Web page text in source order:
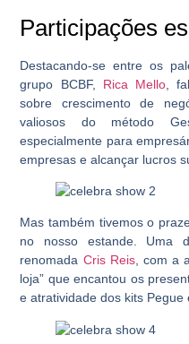
Participações
Destacando-se entre os
grupo BCBF, Rica Mello,
sobre crescimento de
valiosos do método
especialmente para
empresas e alcançar lucros
Mas também tivemos o
no nosso estande. Uma
renomada Cris Reis, com a
loja” que encantou os
e atratividade dos kits Pegue